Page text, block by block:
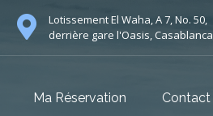
Lotissement El Waha, A 7, No. 50,
derrière gare l'Oasis, Casablanca
Ma Réservation Contact